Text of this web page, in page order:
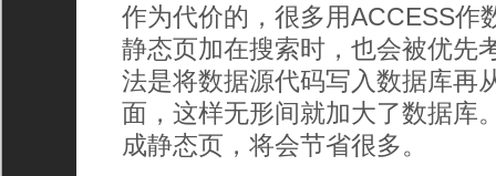
作为代价的，很多用ACCESS作
静态页加在搜索时，也会被优先
法是将数据源代码写入数据库再
面，这样无形间就加大了数据库
成静态页，将会节省很多。